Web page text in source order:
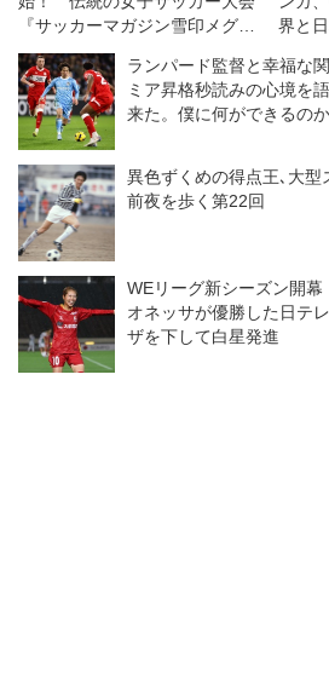
『サッカーマガジン雪印メグミ
ルクカップ』開催
界と
ム
ランパード監督と幸福な
ミア昇格秒読みの心境を
来た。僕に何ができるの
異色ずくめの得点王､大
前夜を歩く第22回
WEリーグ新シーズン開
オネッサが優勝した日テ
ザを下して白星発進